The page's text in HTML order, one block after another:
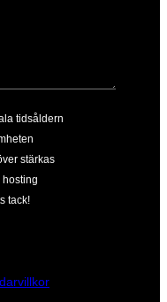
tidsåldern
stärkas
hosting
tack!